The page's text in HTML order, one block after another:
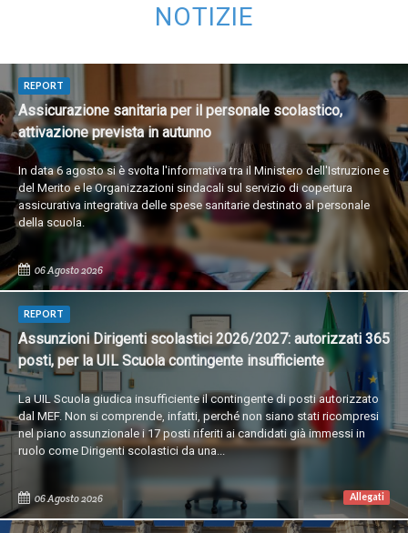
NOTIZIE
REPORT
Assicurazione sanitaria per il personale scolastico,
attivazione prevista in autunno
In data 6 agosto si è svolta l'informativa tra il Ministero dell'Istruzione e
del Merito e le Organizzazioni sindacali sul servizio di copertura
assicurativa integrativa delle spese sanitarie destinato al personale
della scuola.
06 Agosto 2026
REPORT
Assunzioni Dirigenti scolastici 2026/2027: autorizzati 365
posti, per la UIL Scuola contingente insufficiente
La UIL Scuola giudica insufficiente il contingente di posti autorizzato
dal MEF. Non si comprende, infatti, perché non siano stati ricompresi
nel piano assunzionale i 17 posti riferiti ai candidati già immessi in
ruolo come Dirigenti scolastici da una...
06 Agosto 2026 Allegati